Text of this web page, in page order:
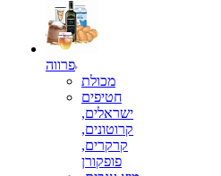
פרווה
מכולת
חטיפים
ישראלים,
קרוטונים,
קרקרים,
פופקורן